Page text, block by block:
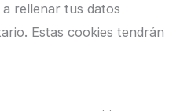
rellenar tus datos
Estas cookies tendrán